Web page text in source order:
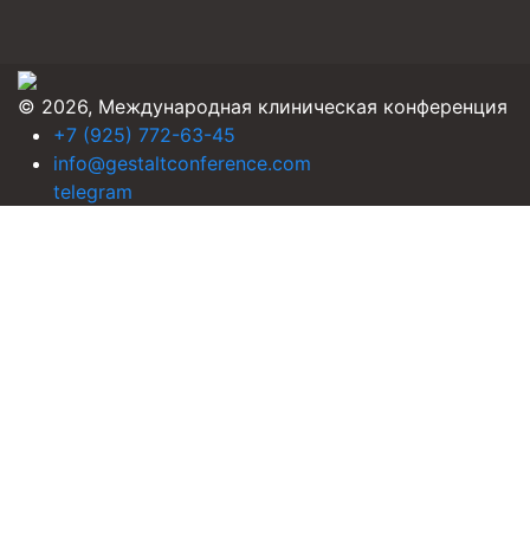
© 2026, Международная клиническая конференция
+7 (925) 772-63-45
info@gestaltconference.com
telegram